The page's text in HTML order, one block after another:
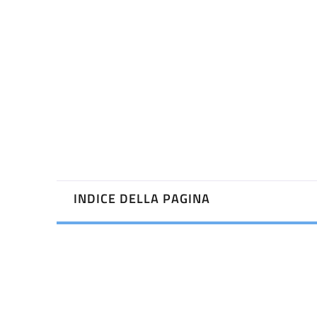
INDICE DELLA PAGINA